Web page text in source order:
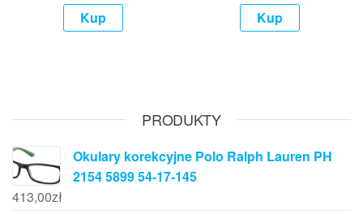
Kup Kup
PRODUKTY
Okulary korekcyjne Polo Ralph Lauren PH
2154 5899 54-17-145
413,00zł